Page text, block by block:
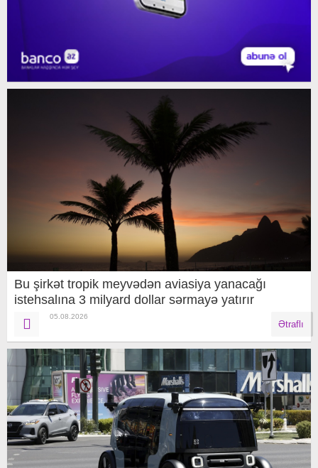
Bu şirkət tropik meyvədən aviasiya yanacağı
istehsalına 3 milyard dollar sərmayə yatırır
05.08.2026
Ətraflı